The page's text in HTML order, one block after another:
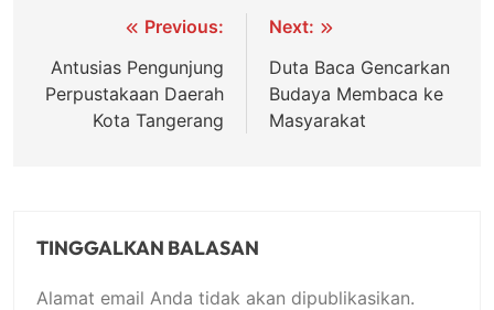
Navigasi
pos
Previous:
Antusias Pengunjung
Perpustakaan Daerah
Kota Tangerang
Next:
Duta Baca Gencarkan
Budaya Membaca ke
Masyarakat
TINGGALKAN BALASAN
Alamat email Anda tidak akan dipublikasikan.